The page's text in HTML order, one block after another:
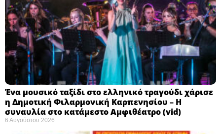
Ένα μουσικό ταξίδι στο ελληνικό τραγούδι χάρισε
η Δημοτική Φιλαρμονική Καρπενησίου – Η
συναυλία στο κατάμεστο Αμφιθέατρο (vid)
6 Αυγούστου 2026